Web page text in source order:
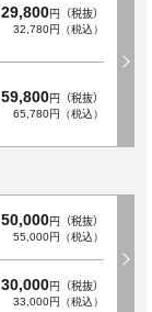
29,800円（税抜）
32,780円（税込）
59,800円（税抜）
65,780円（税込）
50,000円（税抜）
55,000円（税込）
30,000円（税抜）
33,000円（税込）